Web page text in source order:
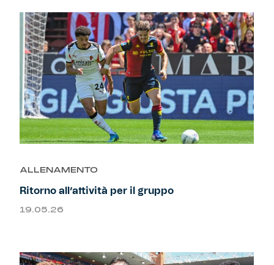
ALLENAMENTO
Ritorno all’attività per il gruppo
19.05.26